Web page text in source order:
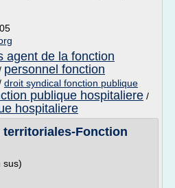
agent de la fonction
personnel fonction
droit syndical fonction publique
publique hospitaliere /
hospitaliere
Fonction
sus)